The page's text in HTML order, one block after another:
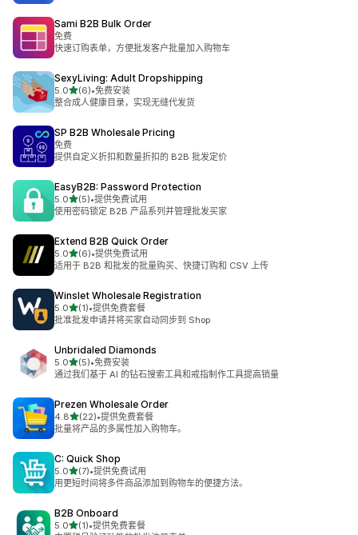
Sami B2B Bulk Order
免费
快速订购表单，方便批发客户批量加入购物车
SexyLiving: Adult Dropshipping
5.0星（满分 5 星）
(6)
总共 6 条评论
•免费安装
整合成人健康目录，实现无缝代发货
SP B2B Wholesale Pricing
免费
提供自定义折扣和数量折扣的 B2B 批发定价
EasyB2B: Password Protection
5.0星（满分 5 星）
(5)
总共 5 条评论
•提供免费试用
使用密码锁定 B2B 产品系列并管理批发买家
Extend B2B Quick Order
5.0星（满分 5 星）
(6)
总共 6 条评论
•提供免费试用
适用于 B2B 和批发的批量购买、快捷订购和 CSV 上传
Winslet Wholesale Registration
5.0星（满分 5 星）
(1)
总共 1 条评论
•提供免费套餐
批准批发申请并将买家自动同步到 Shop
Unbridaled Diamonds
5.0星（满分 5 星）
(5)
总共 5 条评论
•免费安装
通过我们基于 AI 的钻石搜索工具和戒指制作工具提高销量
Prezen Wholesale Order
4.8星（满分 5 星）
(22)
总共 22 条评论
•提供免费套餐
批量将产品的多属性加入购物车。
C: Quick Shop
5.0星（满分 5 星）
(7)
总共 7 条评论
•提供免费试用
用更短时间将多件商品添加到购物车的便捷方法。
B2B Onboard
5.0星（满分 5 星）
(1)
总共 1 条评论
•提供免费套餐